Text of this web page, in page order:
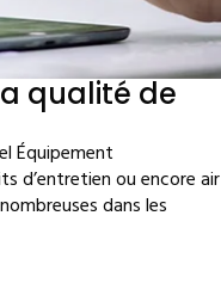
qualité de
Équipement
d’entretien ou encore air
dans les